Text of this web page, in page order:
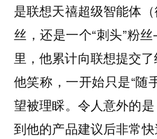
是联想天禧超级智能体
丝，还是一个“刺头”粉
里，他累计向联想提交了
他笑称，一开始只是“随
望被理睬。令人意外的
到他的产品建议后非常